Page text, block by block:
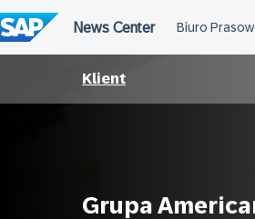
do
treści
Klient
Grupa